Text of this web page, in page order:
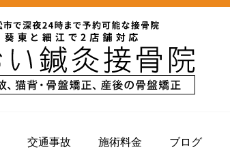
交通事故 施術料金 ブログ